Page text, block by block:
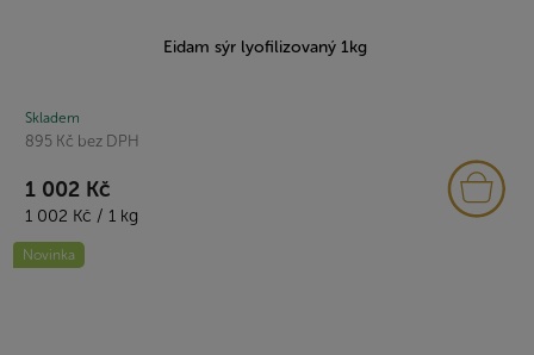
Eidam sýr lyofilizovaný 1kg
Skladem
895 Kč bez DPH
1 002 Kč
Měrná
cena:
1 002 Kč / 1 kg
Novinka